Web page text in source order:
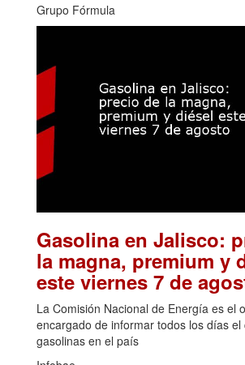
Grupo Fórmula
Gasolina en Jalisco:
la magna, premium y
este viernes 7 de
La Comisión Nacional de Energía es el
encargado de informar todos los días el
gasolinas en el país